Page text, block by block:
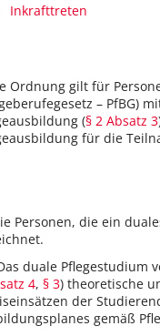
Inkrafttreten
Ordnung gilt für
– PfBG)
(§ 2 Absatz 3
für die
Personen, die ein
duale Pflegestudium
4,§ 3) theoretische
der
gemäß